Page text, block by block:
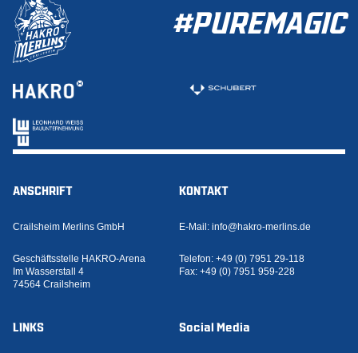
#PUREMAGIC
ANSCHRIFT
Crailsheim Merlins GmbH
Geschäftsstelle HAKRO-Arena
Im Wasserstall 4
74564 Crailsheim
KONTAKT
E-Mail: info@hakro-merlins.de
Telefon: +49 (0) 7951 29-118
Fax: +49 (0) 7951 959-228
LINKS Social Media